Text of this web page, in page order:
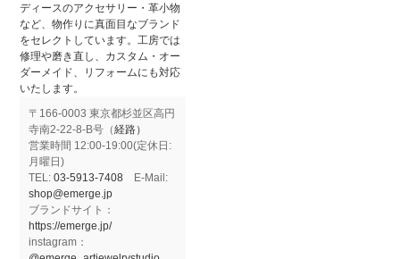
ディースのアクセサリー・革小物
など、物作りに真面目なブランド
をセレクトしています。工房では
修理や磨き直し、カスタム・オー
ダーメイド、リフォームにも対応
いたします。
〒166-0003 東京都杉並区高円
寺南2-22-8-B号（経路）
営業時間 12:00-19:00(定休日:
月曜日)
TEL:03-5913-7408 E-Mail:
shop@emerge.jp
ブランドサイト：
https://emerge.jp/
instagram：